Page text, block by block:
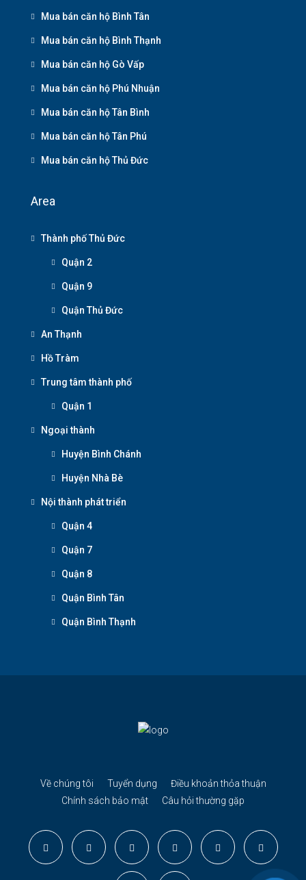
Mua bán căn hộ Bình Tân
Mua bán căn hộ Bình Thạnh
Mua bán căn hộ Gò Vấp
Mua bán căn hộ Phú Nhuận
Mua bán căn hộ Tân Bình
Mua bán căn hộ Tân Phú
Mua bán căn hộ Thủ Đức
Area
Thành phố Thủ Đức
Quận 2
Quận 9
Quận Thủ Đức
An Thạnh
Hồ Tràm
Trung tâm thành phố
Quận 1
Ngoại thành
Huyện Bình Chánh
Huyện Nhà Bè
Nội thành phát triển
Quận 4
Quận 7
Quận 8
Quận Bình Tân
Quận Bình Thạnh
Về chúng tôi Tuyển dụng
Điều khoản thỏa thuận
Chính sách bảo mật
Câu hỏi thường gặp